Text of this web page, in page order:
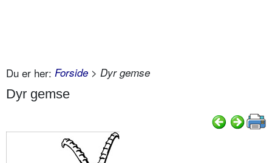
Du er her: Forside > Dyr gemse
Dyr gemse